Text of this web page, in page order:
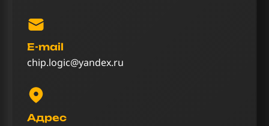
E-mail
chip.logic@yandex.ru
Адрес